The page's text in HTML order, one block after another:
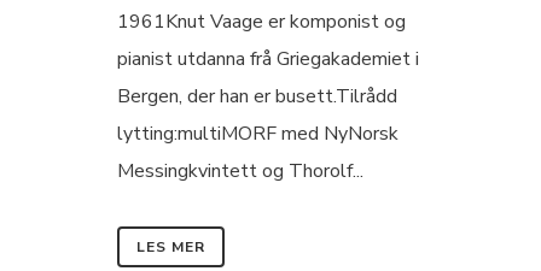
1961Knut Vaage er komponist og
pianist utdanna frå Griegakademiet i
Bergen, der han er busett.Tilrådd
lytting:multiMORF med NyNorsk
Messingkvintett og Thorolf...
LES MER